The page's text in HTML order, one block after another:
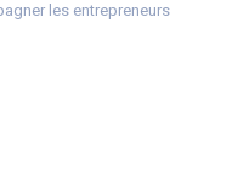
les entrepreneurs